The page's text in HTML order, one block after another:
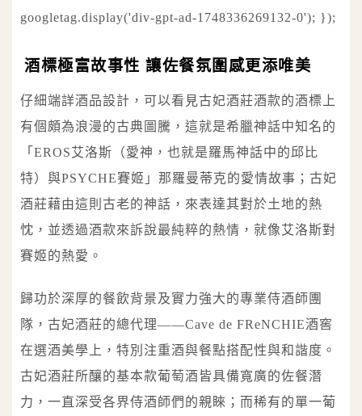
googletag.display('div-gpt-ad-1748336269132-0'); });
酒標極富故事性 讓佐餐氛圍感更添唯美
仔細端詳酒品設計，可以看見古妃酒莊酒款的酒標上
有個頗為浪漫的古典圖騰，這就是希臘神話中知名的
「EROS艾洛斯（愛神，也就是羅馬神話中的邱比
特）與PSYCHE賽姬」那羅曼蒂克的愛情故事；古妃
酒莊藉由這則古老的神話，來表達其對於土地的熱
忱，並透過酒款來訴說最純粹的熱情，就像艾洛斯對
賽姬的熱愛。
歸功於深厚的餐飲背景及實力強大的專業侍酒師團
隊，古妃酒莊的總代理——Cave de FReNCHIE酒窖
在選酒美學上，特別注重酒與餐點搭配性與和諧度。
古妃酒莊所釀的基本款葡萄酒皆具備寬廣的佐餐潛
力，一直深受各界侍酒師們的親睞；而稀有的單一葡